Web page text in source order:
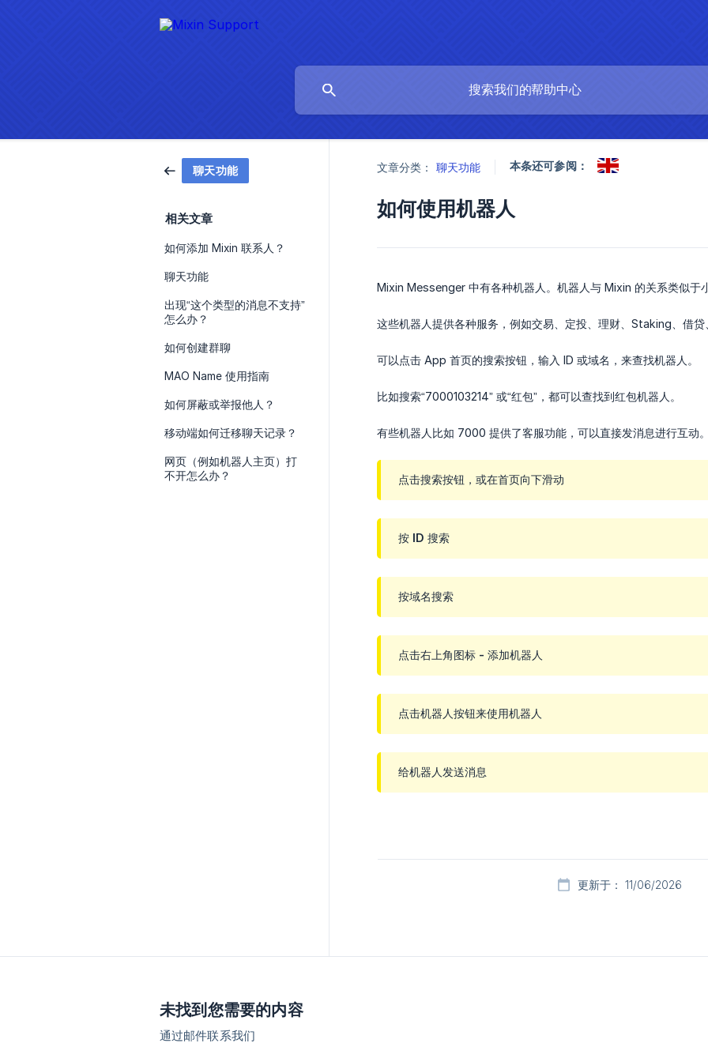
聊天功能
相关文章
如何添加 Mixin 联系人？
聊天功能
出现“这个类型的消息不支持”
怎么办？
如何创建群聊
MAO Name 使用指南
如何屏蔽或举报他人？
移动端如何迁移聊天记录？
网页（例如机器人主页）打
不开怎么办？
文章分类： 聊天功能 本条还可参阅：
如何使用机器人
Mixin Messenger 中有各种机器人。机器人与 Mixin 的关系类似于
这些机器人提供各种服务，例如交易、定投、理财、Staking、借贷
可以点击 App 首页的搜索按钮，输入 ID 或域名，来查找机器人。
比如搜索“7000103214” 或“红包”，都可以查找到红包机器人。
有些机器人比如 7000 提供了客服功能，可以直接发消息进行互动
点击搜索按钮，或在首页向下滑动
按 ID 搜索
按域名搜索
点击右上角图标 - 添加机器人
点击机器人按钮来使用机器人
给机器人发送消息
更新于： 11/06/2026
未找到您需要的内容
通过邮件联系我们